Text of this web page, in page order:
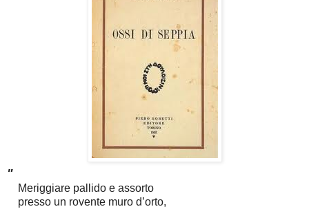
"
Meriggiare pallido e assorto
presso un rovente muro d’orto,